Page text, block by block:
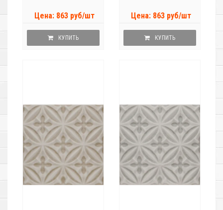
Цена: 863 руб/шт
КУПИТЬ
Цена: 863 руб/шт
КУПИТЬ